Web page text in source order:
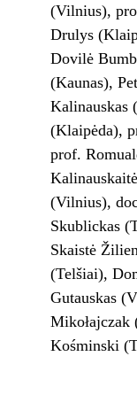
(Vilnius),
Drulys
Dovilė
(Kaunas),
Kalinauskas
(Klaipėda),
prof.
(Vilnius),
Skublickas
Skaistė
(Telšiai),
Gutauskas
Mikołajczak
Kośminski